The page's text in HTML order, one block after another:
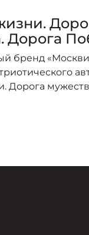
Дорога
бренд
Дорога